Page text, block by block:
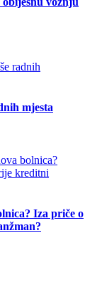
mjesta
Iza priče o